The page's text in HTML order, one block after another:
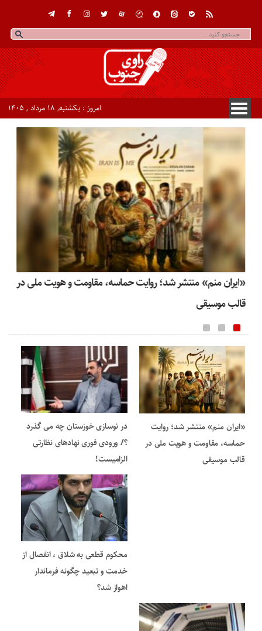
امروز : یکشنبه, ۱۸ مرداد , ۱۴۰۵
«ایران منم» منتشر شد؛ روایت حماسه، مقاومت و هویت ملی در
قالب موسیقی
«ایران منم» منتشر شد؛ روایت
حماسه، مقاومت و هویت ملی در
قالب موسیقی
در نوسازی خوزستان چه می گذرد
؟/ ورودی فوری نهادهای نظارتی
الزامیست!
محکوم قطعی به شلاق ، انفصال از
خدمت و تبعید چگونه فرماندار
اهواز شد؟